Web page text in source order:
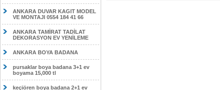
ANKARA DUVAR KAGIT MODEL
VE MONTAJI 0554 184 41 66
ANKARA TAMİRAT TADİLAT
DEKORASYON EV YENİLEME
ANKARA BOYA BADANA
pursaklar boya badana 3+1 ev
boyama 15,000 tl
keçiören boya badana 2+1 ev